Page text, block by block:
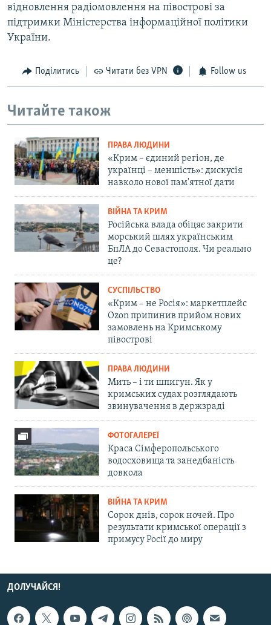
відновлення радіомовлення на півострові за
підтримки Міністерства інформаційної політики
України.
Поділитись Читати без VPN Follow us
Читайте також
ПРАВА ЛЮДИНИ
«Крим – єдиний регіон, де
українці – меншість»: дискусія
навколо нової пам'ятної дати
ВІЙНА ТА КРИМ
Російська влада обіцяє закрити
морський шлях українським
БпЛА до Севастополя. Чи реально
це?
СУСПІЛЬСТВО
«Крим – не Росія»: маркетплейс
Ozon припинив прийом нових
замовлень на Кримському
півострові
ПРАВА ЛЮДИНИ
Мить – і ти шпигун. Як у
кримських судах розглядають
звинувачення в держзраді
ФОТОГАЛЕРЕЇ
Краса Сімферопольського
водосховища та занедбаність
довкола
ВІЙНА ТА КРИМ
Сорок днів, сорок ночей. Про
результати кримської операції з
примусу Росії до миру
ДОЛУЧАЙСЯ!